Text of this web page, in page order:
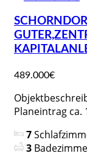
489.000€
Planeintrag ca.
7
3